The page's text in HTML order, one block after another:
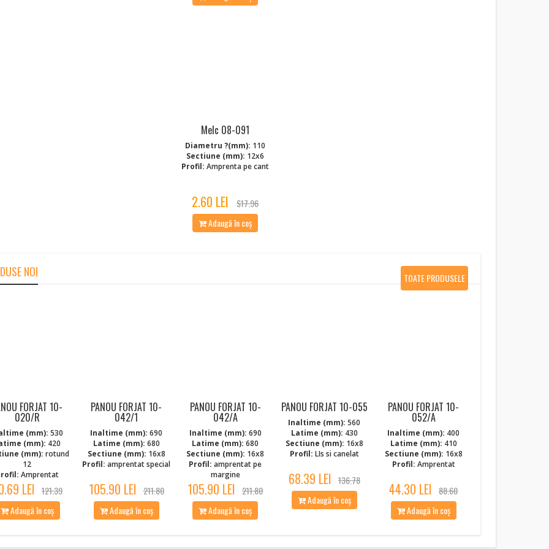
Melc 08-091
Diametru ?(mm): 110
Sectiune (mm): 12x6
Profil: Amprenta pe cant
2.60 LEI
$17.96
Adaugă în coș
NOI
FORJAT 10-
020/R
(mm): 530
(mm): 420
(mm): rotund
12
Amprentat
LEI 121.39
Adaugă în coș
PANOU FORJAT 10-
042/1
Inaltime (mm): 690
Latime (mm): 680
Sectiune (mm): 16x8
Profil: amprentat special
105.90 LEI 211.80
Adaugă în coș
PANOU FORJAT 10-
042/A
Inaltime (mm): 690
Latime (mm): 680
Sectiune (mm): 16x8
Profil: amprentat pe
margine
105.90 LEI 211.80
Adaugă în coș
PANOU FORJAT 10-055
Inaltime (mm): 560
Latime (mm): 430
Sectiune (mm): 16x8
Profil: LIs si canelat
68.39 LEI 136.78
Adaugă în coș
PANOU FORJAT 10-
052/A
Inaltime (mm): 400
Latime (mm): 410
Sectiune (mm): 16x8
Profil: Amprentat
44.30 LEI 88.60
Adaugă în coș
TOATE PRODUSELE